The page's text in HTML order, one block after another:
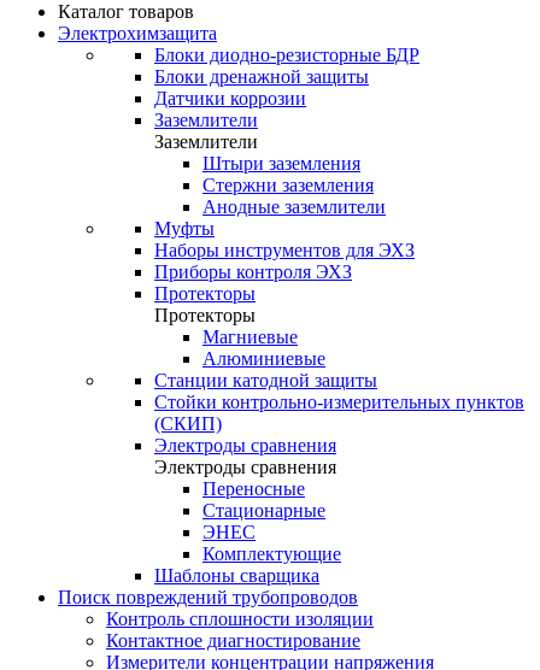
Каталог товаров
Электрохимзащита
Блоки диодно-резисторные БДР
Блоки дренажной защиты
Датчики коррозии
Заземлители
Заземлители
Штыри заземления
Стержни заземления
Анодные заземлители
Муфты
Наборы инструментов для ЭХЗ
Приборы контроля ЭХЗ
Протекторы
Протекторы
Магниевые
Алюминиевые
Станции катодной защиты
Стойки контрольно-измерительных пунктов
(СКИП)
Электроды сравнения
Электроды сравнения
Переносные
Стационарные
ЭНЕС
Комплектующие
Шаблоны сварщика
Поиск повреждений трубопроводов
Контроль сплошности изоляции
Контактное диагностирование
Измерители концентрации напряжения